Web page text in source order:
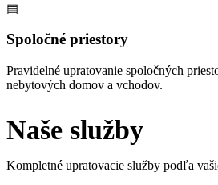
▤
Spoločné priestory
Pravidelné upratovanie spoločných
nebytových domov a vchodov.
Naše služby
Kompletné upratovacie služby podľa